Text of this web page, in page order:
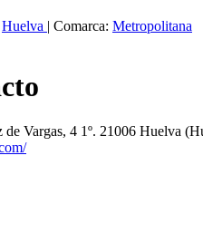
Huelva | Comarca: Metropolitana
Vargas, 4 1º. 21006 Huelva